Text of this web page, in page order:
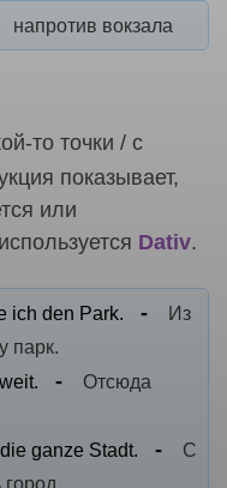
напротив вокзала
то точки / с
показывает,
или
используется Dativ.
ich den Park.
Из
парк.
Отсюда
ganze Stadt.
С